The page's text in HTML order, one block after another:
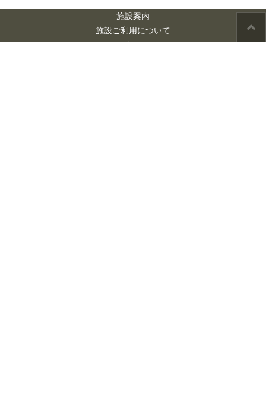
施設案内
施設ご利用について
アクセス